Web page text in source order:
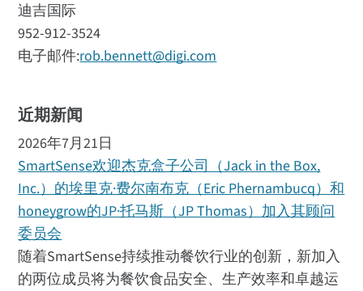
迪吉国际
952-912-3524
电子邮件:rob.bennett@digi.com
近期新闻
2026年7月21日
SmartSense欢迎杰克盒子公司（Jack in the Box,
Inc.）的埃里克·费尔南布克（Eric Phernambucq）和
honeygrow的JP·托马斯（JP Thomas）加入其顾问
委员会
随着SmartSense持续推动餐饮行业的创新，新加入
的两位成员将为餐饮食品安全、生产效率和卓越运